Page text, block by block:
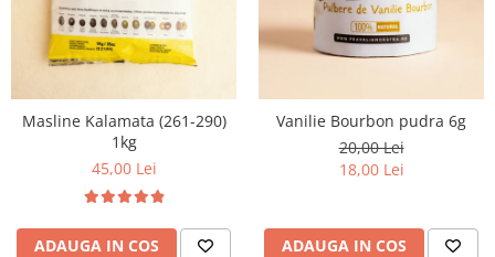
Masline Kalamata (261-290)
1kg
45,00 Lei
ADAUGA IN COS
Vanilie Bourbon pudra 6g
20,00 Lei
18,00 Lei
ADAUGA IN COS